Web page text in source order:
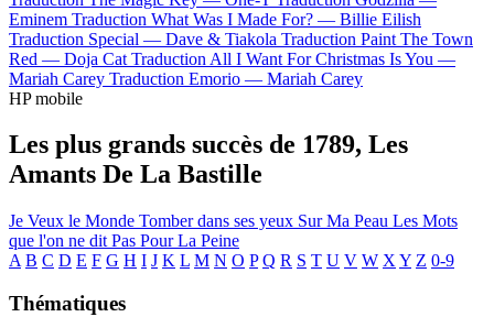
Eminem Traduction What Was I Made For? — Billie Eilish
Traduction Special — Dave & Tiakola Traduction Paint The Town
Red — Doja Cat Traduction All I Want For Christmas Is You —
Mariah Carey Traduction Emorio — Mariah Carey
HP mobile
Les plus grands succès de 1789, Les
Amants De La Bastille
Je Veux le Monde Tomber dans ses yeux Sur Ma Peau Les Mots
que l'on ne dit Pas Pour La Peine
A B C D E F G H I J K L M N O P Q R S T U V W X Y Z 0-9
Thématiques